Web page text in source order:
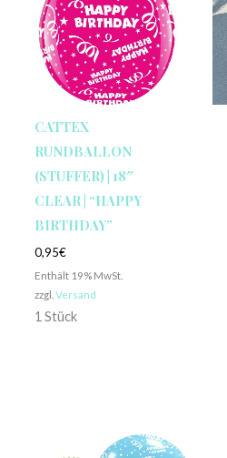
CATTEX
RUNDBALLON
(STUFFER) | 18″
CLEAR | “HAPPY
BIRTHDAY”
0,95€
Enthält 19% MwSt.
zzgl. Versand
1 Stück